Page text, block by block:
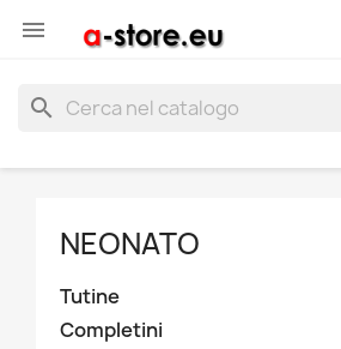

search
NEONATO
Tutine
Completini